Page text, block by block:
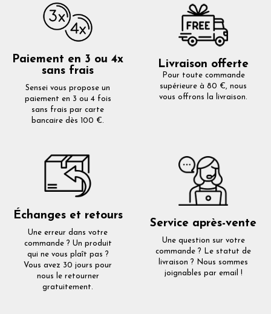
Paiement en 3 ou 4x
sans frais
Sensei vous propose un
paiement en 3 ou 4 fois
sans frais par carte
bancaire dès 100 €.
Livraison offerte
Pour toute commande
supérieure à 80 €, nous
vous offrons la livraison.
Échanges et retours
Une erreur dans votre
commande ? Un produit
qui ne vous plaît pas ?
Vous avez 30 jours pour
nous le retourner
gratuitement.
Service après-vente
Une question sur votre
commande ? Le statut de
livraison ? Nous sommes
joignables par email !